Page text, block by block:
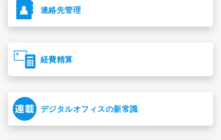
連絡先管理
経費精算
デジタルオフィスの新常識